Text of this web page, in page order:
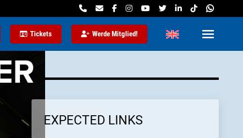
Tickets Werde Mitglied!
EXPECTED LINKS